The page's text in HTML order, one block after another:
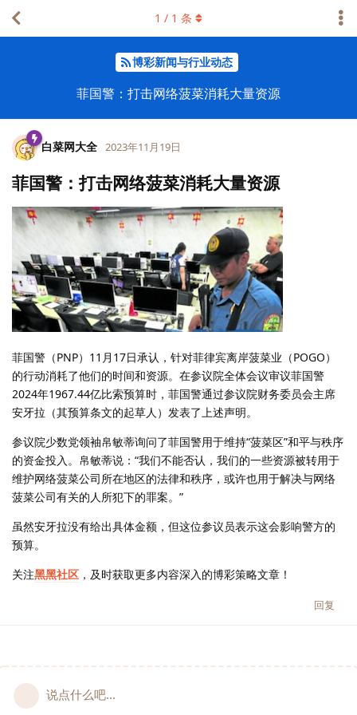
博彩新闻与行业动态
菲国警：打击网络菠菜消耗大量资源
1 / 1 条
白菜网大全 2023年11月19日
菲国警：打击网络菠菜消耗大量资源
菲国警（PNP）11月17日承认，针对菲律宾离岸菠菜业（POGO）
的行动消耗了他们的时间和资源。在参议院全体会议审议菲国警
2024年1967.44亿比索预算时，菲国警通过参议院财务委员会主席
安牙拉（其预算条文的起草人）发表了上述声明。
参议院少数党领袖帛敏蒂询问了菲国警用于维持“菠菜区”和平与秩序
的资金投入。帛敏蒂说：“我们不能否认，我们的一些资源被转用于
维护网络菠菜公司所在地区的法律和秩序，或许也用于解决与网络
菠菜公司有关的人所犯下的罪案。”
虽然安牙拉没有给出具体金额，但这位参议员表示这会影响警方的
预算。
关注黑黑社区 ，及时获取更多内容深入的博彩策略文章！
回复
说点什么吧...